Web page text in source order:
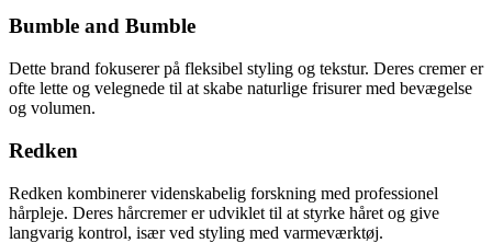
Bumble and Bumble
Dette brand fokuserer på fleksibel styling og tekstur. Deres cremer er
ofte lette og velegnede til at skabe naturlige frisurer med bevægelse
og volumen.
Redken
Redken kombinerer videnskabelig forskning med professionel
hårpleje. Deres hårcremer er udviklet til at styrke håret og give
langvarig kontrol, især ved styling med varmeværktøj.